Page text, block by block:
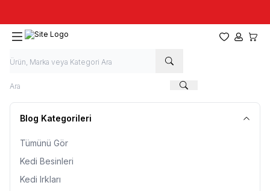
Favorilerim
Hesabım
Blog Kategorileri
Tümünü Gör
Kedi Besinleri
Kedi Irkları